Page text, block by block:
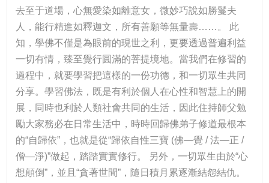
去至于道場，心無愛染如離意女，微妙巧說如勝鬘夫
人，能行精進如釋迦文，所有善願等無量壽……。 此
知，學佛不僅是為眼前的現世之利，更要透過普遍利益
一切有情，臻至覺行圓滿的菩提境地。當我們在修習的
過程中，就要學習把這樣的一份功德，和一切眾生共同
分享。學習佛法，既是有利於個人在心性和智慧上的開
展，同時也利於人類社會共同的生活，因此住持師父勉
勵大家務必在日常生活中，時時回歸佛弟子修道最根本
的“自歸依”，也就是從“歸依自性三寶 (佛—覺 / 法—正 /
僧—淨)”做起，踏踏實實修行。 另外，一切眾生由於“心
想顛倒”，並且“貪著世間”，隨日積月累逐漸結怨結仇。